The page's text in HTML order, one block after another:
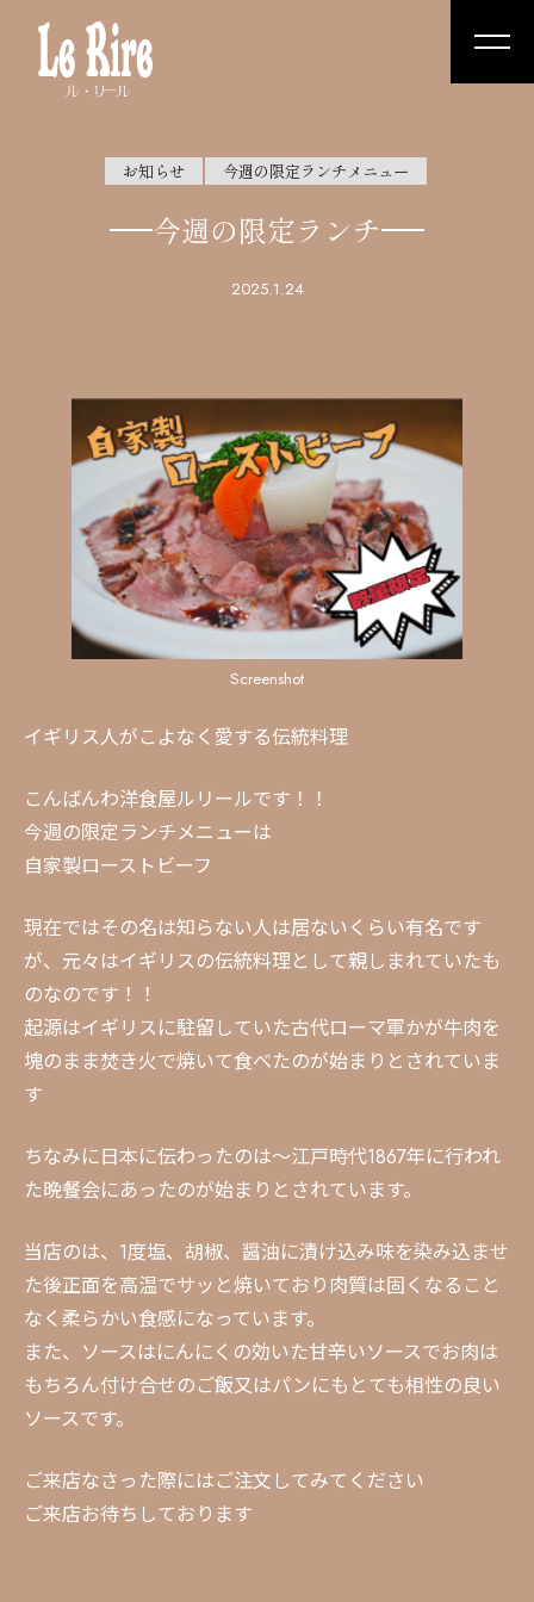
お知らせ 今週の限定ランチメニュー
今週の限定ランチ
2025.1.24
Screenshot
イギリス人がこよなく愛する伝統料理
こんばんわ洋食屋ルリールです！！
今週の限定ランチメニューは
自家製ローストビーフ
現在ではその名は知らない人は居ないくらい有名です
が、元々はイギリスの伝統料理として親しまれていたも
のなのです！！
起源はイギリスに駐留していた古代ローマ軍かが牛肉を
塊のまま焚き火で焼いて食べたのが始まりとされていま
す
ちなみに日本に伝わったのは〜江戸時代1867年に行われ
た晩餐会にあったのが始まりとされています。
当店のは、1度塩、胡椒、醤油に漬け込み味を染み込ませ
た後正面を高温でサッと焼いており肉質は固くなること
なく柔らかい食感になっています。
また、ソースはにんにくの効いた甘辛いソースでお肉は
もちろん付け合せのご飯又はパンにもとても相性の良い
ソースです。
ご来店なさった際にはご注文してみてください
ご来店お待ちしております